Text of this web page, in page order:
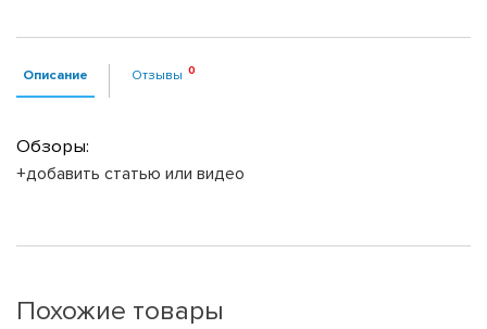
Описание Отзывы
Обзоры:
+добавить статью или видео
Похожие товары